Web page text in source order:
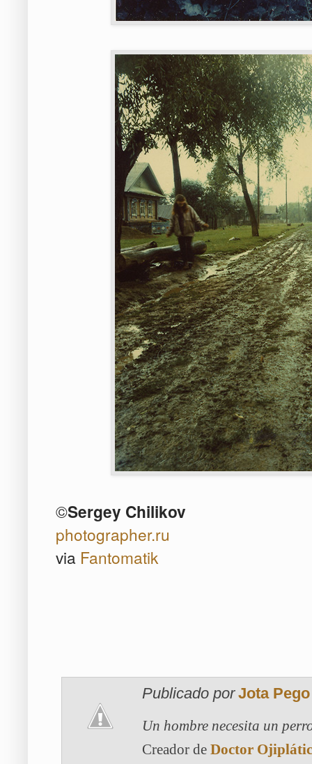
©Sergey Chilikov
photographer.ru
via Fantomatik
Publicado por Jota Pego
Un hombre necesita un
Creador de Doctor